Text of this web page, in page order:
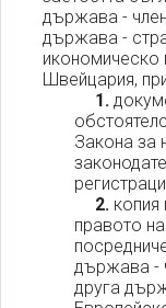
държава -
държава -
икономическо
Швейцария,
1.
Закона за
2.копия
правото
държава -
друга